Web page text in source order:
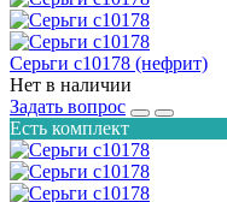
Серьги с10178 (нефрит)
Нет в наличии
Задать вопрос
Есть комплект